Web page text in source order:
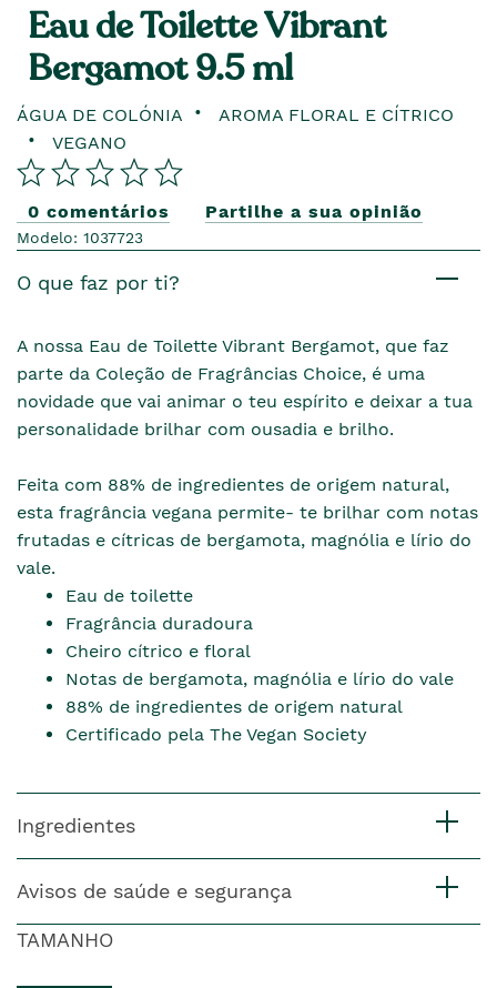
Eau de Toilette Vibrant
Bergamot 9.5 ml
ÁGUA DE COLÓNIA
AROMA FLORAL E CÍTRICO
VEGANO
0 comentários Partilhe a sua opinião
Modelo: 1037723
O que faz por ti?
A nossa Eau de Toilette Vibrant Bergamot, que faz
parte da Coleção de Fragrâncias Choice, é uma
novidade que vai animar o teu espírito e deixar a tua
personalidade brilhar com ousadia e brilho.
Feita com 88% de ingredientes de origem natural,
esta fragrância vegana permite- te brilhar com notas
frutadas e cítricas de bergamota, magnólia e lírio do
vale.
Eau de toilette
Fragrância duradoura
Cheiro cítrico e floral
Notas de bergamota, magnólia e lírio do vale
88% de ingredientes de origem natural
Certificado pela The Vegan Society
Ingredientes
Avisos de saúde e segurança
TAMANHO